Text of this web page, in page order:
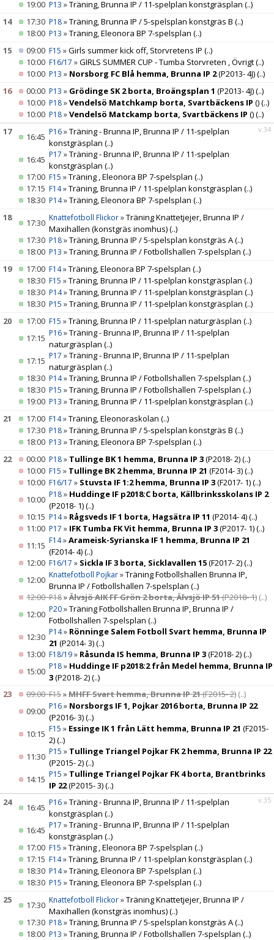
19:00 P13 »Träning, Brunna IP / 11-spelplan konstgräsplan (..)
14
17:30 P18»Träning, Brunna IP / 5-spelsplan konstgräs B (..)
18:00 P13 »Träning, Eleonora BP 7-spelsplan (..)
15
09:00 F15 »Girls summer kick off, Storvretens IP (..)
10:00 F16/17 »GIRLS SUMMER CUP - Tumba Storvreten , Övrigt(..)
10:00 P13 » Norsborg FC Blå hemma, Brunna IP 2(P2013- 4J)(..)
16
00:00 P13 » Grödinge SK 2 borta, Broängsplan 1 (P2013- 4J)(..)
10:00 P18»Vendelsö Matchkamp borta, Svartbäckens IP ()(..)
10:00 P18»Vendelsö Matckamp borta, Svartbäckens IP ()(..)
v.34
17 16:45 P16»Träning - Brunna IP, Brunna IP / 11-spelplan
konstgräsplan (..)
16:45 P17 »Träning - Brunna IP, Brunna IP / 11-spelplan
konstgräsplan (..)
17:00 F15 »Träning , Eleonora BP 7-spelsplan (..)
17:15 F14»Träning, Brunna IP / 11-spelplan konstgräsplan (..)
18:30 P14»Träning, Eleonora BP 7-spelsplan (..)
18
17:30 Knattefotboll Flickor»Träning Knattetjejer, Brunna IP /
Maxihallen (konstgräs inomhus)(..)
17:30 P18»Träning, Brunna IP / 5-spelsplan konstgräs A(..)
18:00 P13 »Träning, Brunna IP / Fotbollshallen 7-spelsplan (..)
19
17:00 F14»Träning, Eleonora BP 7-spelsplan (..)
18:30 F15 »Träning, Brunna IP / 11-spelplan konstgräsplan (..)
18:30 P14»Träning, Brunna IP / 11-spelplan konstgräsplan (..)
18:30 P15 »Träning, Brunna IP / 11-spelplan konstgräsplan (..)
20
17:00 F15 »Träning, Brunna IP / 11-spelplan naturgräsplan (..)
17:15 P16»Träning - Brunna IP, Brunna IP / 11-spelplan
naturgräsplan (..)
17:15 P17 »Träning - Brunna IP, Brunna IP / 11-spelplan
naturgräsplan (..)
18:30 P14»Träning, Brunna IP / Fotbollshallen 7-spelsplan (..)
18:30 P15 »Träning, Brunna IP / Fotbollshallen 7-spelsplan (..)
19:00 P13 »Träning, Brunna IP / 11-spelplan konstgräsplan (..)
21
17:00 F14»Träning, Eleonoraskolan (..)
17:30 P18»Träning, Brunna IP / 5-spelsplan konstgräs B (..)
18:00 P13 »Träning, Eleonora BP 7-spelsplan (..)
22
00:00 P18» Tullinge BK 1 hemma, Brunna IP 3(P2018- 2)(..)
10:00 F15 » Tullinge BK 2 hemma, Brunna IP 21 (F2014- 3)(..)
10:00 F16/17 » Stuvsta IF 1:2 hemma, Brunna IP 3(F2017- 1)(..)
10:00 P18» Huddinge IF p2018:C borta, Källbrinksskolans IP 2
(P2018- 1)(..)
10:15 P14» Rågsveds IF 1 borta, Hagsätra IP 11 (P2014- 4)(..)
11:00 P17 » IFK Tumba FK Vit hemma, Brunna IP 3(P2017- 1)(..)
11:15 F14»Arameisk-Syrianska IF 1 hemma, Brunna IP 21
(F2014- 4)(..)
12:00 F16/17 » Sickla IF 3 borta, Sicklavallen 15(F2017- 2)(..)
12:00 Knattefotboll Pojkar»Träning Fotbollshallen Brunna IP,
Brunna IP / Fotbollshallen 7-spelsplan (..)
12:00P18»Älvsjö AIK FF Grön 2 borta, Älvsjö IP 51(P2018- 1) (..)
12:00 P20»Träning Fotbollshallen Brunna IP, Brunna IP /
Fotbollshallen 7-spelsplan (..)
12:30 P14» Rönninge Salem Fotboll Svart hemma, Brunna IP
21 (P2014- 3)(..)
13:00 F18/19» Råsunda IS hemma, Brunna IP 3(F2018- 2)(..)
15:00 P18» Huddinge IF p2018:2 från Medel hemma, Brunna IP
3(P2018- 2)(..)
23
09:00F15»MHFF Svart hemma, Brunna IP 21(F2015- 2) (..)
09:00 P16» Norsborgs IF 1, Pojkar 2016 borta, Brunna IP 22
(P2016- 3)(..)
10:15 F15 » Essinge IK 1 från Lätt hemma, Brunna IP 21 (F2015-
2)(..)
11:30 P15 » Tullinge Triangel Pojkar FK 2 hemma, Brunna IP 22
(P2015- 2)(..)
14:15 P15 » Tullinge Triangel Pojkar FK 4 borta, Brantbrinks
IP 22(P2015- 3)(..)
v.35
24 16:45 P16»Träning - Brunna IP, Brunna IP / 11-spelplan
konstgräsplan (..)
16:45 P17 »Träning - Brunna IP, Brunna IP / 11-spelplan
konstgräsplan (..)
17:00 F15 »Träning , Eleonora BP 7-spelsplan (..)
17:15 F14»Träning, Brunna IP / 11-spelplan konstgräsplan (..)
18:30 P14»Träning, Eleonora BP 7-spelsplan (..)
18:30 P15 »Träning, Eleonora BP 7-spelsplan (..)
25
17:30 Knattefotboll Flickor»Träning Knattetjejer, Brunna IP /
Maxihallen (konstgräs inomhus)(..)
17:30 P18»Träning, Brunna IP / 5-spelsplan konstgräs A(..)
18:00 P13 »Träning, Brunna IP / Fotbollshallen 7-spelsplan (..)